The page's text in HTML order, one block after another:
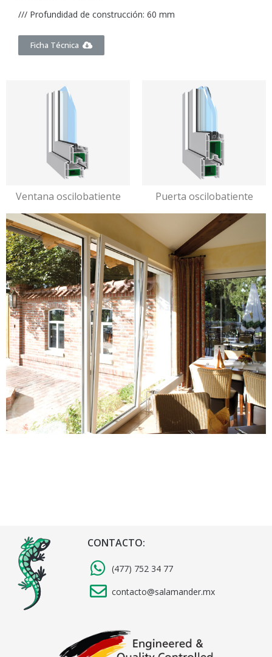
/// Profundidad de construcción: 60 mm
Ficha Técnica
Ventana oscilobatiente Puerta oscilobatiente
CONTACTO:
(477) 752 34 77
contacto@salamander.mx